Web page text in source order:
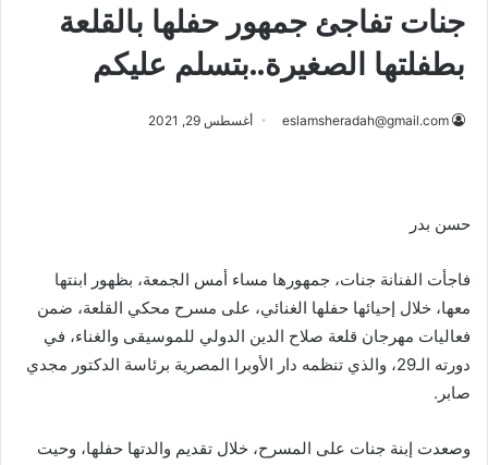
جنات تفاجئ جمهور حفلها بالقلعة
بطفلتها الصغيرة..بتسلم عليكم
eslamsheradah@gmail.com أغسطس 29, 2021
حسن بدر
فاجأت الفنانة جنات، جمهورها مساء أمس الجمعة، بظهور ابنتها
معها، خلال إحيائها حفلها الغنائي، على مسرح محكي القلعة، ضمن
فعاليات مهرجان قلعة صلاح الدين الدولي للموسيقى والغناء، في
دورته الـ29، والذي تنظمه دار الأوبرا المصرية برئاسة الدكتور مجدي
صابر.
وصعدت إبنة جنات على المسرح، خلال تقديم والدتها حفلها، وحيت